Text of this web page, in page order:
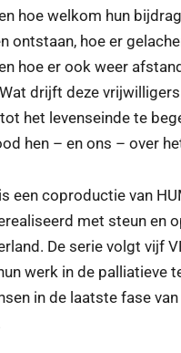
hoe welkom hun
ontstaan, hoe er
hoe er ook weer
drijft deze
het levenseinde te
hen – en ons – over
is een coproductie van
met steun en
De serie volgt vijf
werk in de palliatieve
in de laatste fase van